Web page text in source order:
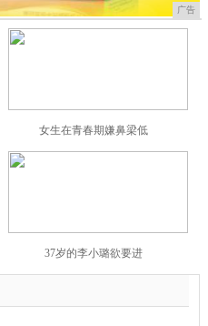
广告
女生在青春期嫌鼻梁低
37岁的李小璐欲要进